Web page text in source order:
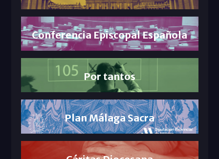
Conferencia Episcopal Española
Por tantos
Plan Málaga Sacra